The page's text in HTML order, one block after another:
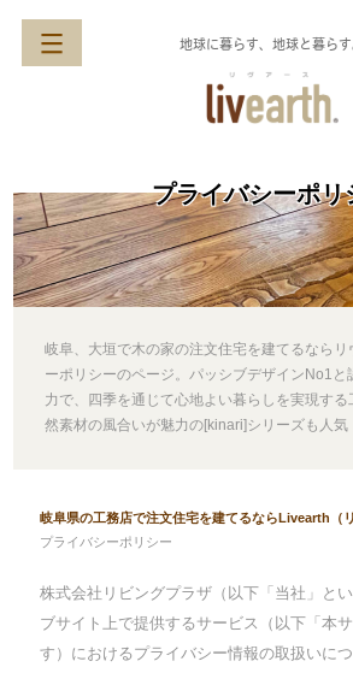
地球に暮らす、地球と暮らす
プライバシーポリ
岐阜、大垣で木の家の注文住宅を建てるなら
ーポリシーのページ。パッシブデザインNo1と
力で、四季を通じて心地よい暮らしを実現する
然素材の風合いが魅力の[kinari]シリーズも人気
岐阜県の工務店で注文住宅を建てるならLivearth（
プライバシーポリシー
株式会社リビングプラザ（以下「当社」と
ブサイト上で提供するサービス（以下「本
す）におけるプライバシー情報の取扱いに